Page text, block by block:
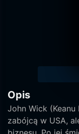
Opis
John Wick (Keanu
zabójcą w USA,